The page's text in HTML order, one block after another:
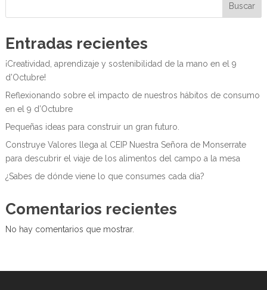
Buscar
Entradas recientes
¡Creatividad, aprendizaje y sostenibilidad de la mano en el 9
d’Octubre!
Reflexionando sobre el impacto de nuestros hábitos de consumo
en el 9 d’Octubre
Pequeñas ideas para construir un gran futuro.
Construye Valores llega al CEIP Nuestra Señora de Monserrate
para descubrir el viaje de los alimentos del campo a la mesa
¿Sabes de dónde viene lo que consumes cada día?
Comentarios recientes
No hay comentarios que mostrar.